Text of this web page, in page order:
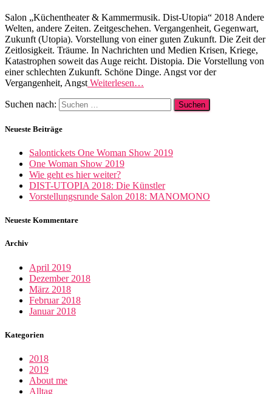
Salon „Küchentheater & Kammermusik. Dist-Utopia“ 2018 Andere
Welten, andere Zeiten. Zeitgeschehen. Vergangenheit, Gegenwart,
Zukunft (Utopia). Vorstellung von einer guten Zukunft. Die Zeit der
Zeitlosigkeit. Träume. In Nachrichten und Medien Krisen, Kriege,
Katastrophen soweit das Auge reicht. Distopia. Die Vorstellung von
einer schlechten Zukunft. Schöne Dinge. Angst vor der
Vergangenheit, Angst Weiterlesen…
Suchen nach:
Neueste Beiträge
Salontickets One Woman Show 2019
One Woman Show 2019
Wie geht es hier weiter?
DIST-UTOPIA 2018: Die Künstler
Vorstellungsrunde Salon 2018: MANOMONO
Neueste Kommentare
Archiv
April 2019
Dezember 2018
März 2018
Februar 2018
Januar 2018
Kategorien
2018
2019
About me
Alltag